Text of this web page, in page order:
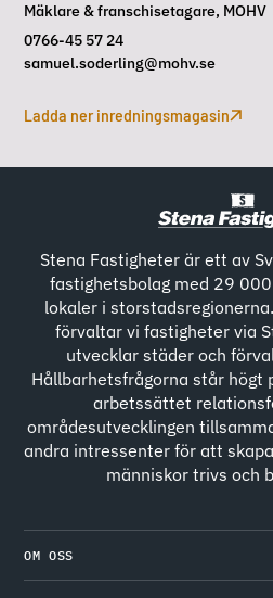
Mäklare & franschisetagare, MOHV
0766-45 57 24
samuel.soderling@mohv.se
Ladda ner inredningsmagasin
Stena Fastigheter är ett av
fastighetsbolag med 29
lokaler i
förvaltar vi fastigheter via
utvecklar städer och
Hållbarhetsfrågorna står högt
arbetssättet
områdesutvecklingen
andra intressenter för att
människor trivs och
OM OSS